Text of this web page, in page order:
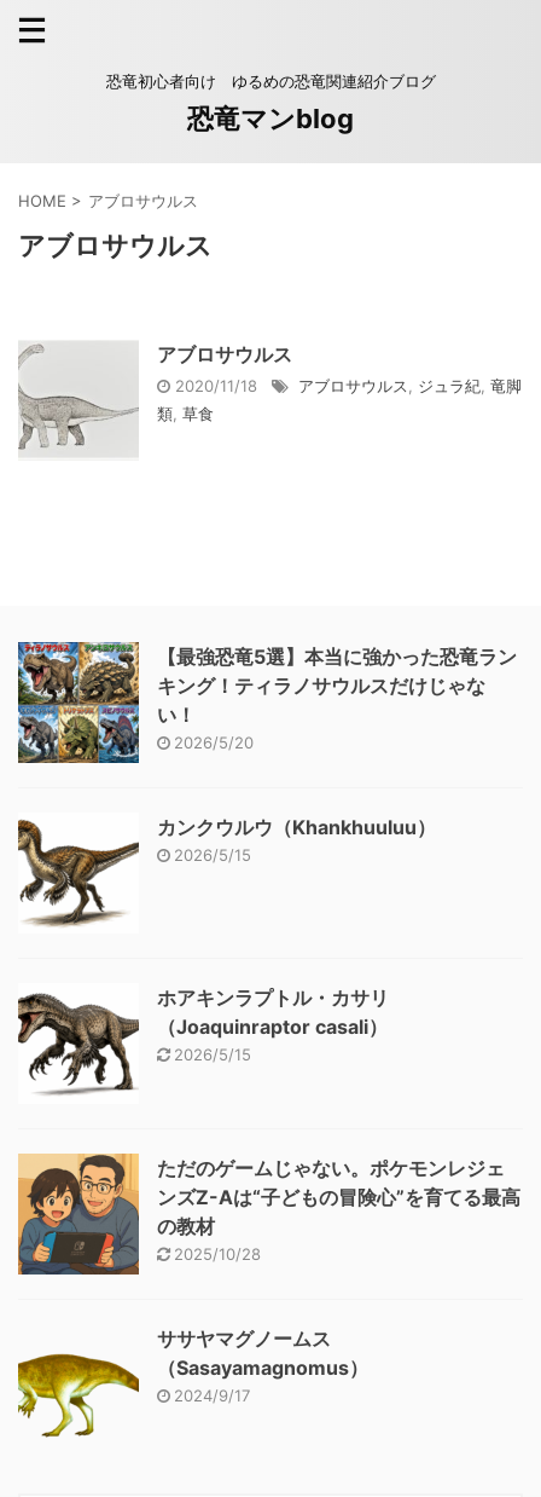
恐竜初心者向け ゆるめの恐竜関連紹介ブログ
恐竜マンblog
HOME > アブロサウルス
アブロサウルス
アブロサウルス
2020/11/18 アブロサウルス ジュラ紀 竜脚
類 草食
【最強恐竜5選】本当に強かった恐竜ラン
キング！ティラノサウルスだけじゃな
い！
2026/5/20
カンクウルウ（Khankhuuluu）
2026/5/15
ホアキンラプトル・カサリ
（Joaquinraptor casali）
2026/5/15
ただのゲームじゃない。ポケモンレジェ
ンズZ-Aは“子どもの冒険心”を育てる最高
の教材
2025/10/28
ササヤマグノームス
（Sasayamagnomus）
2024/9/17